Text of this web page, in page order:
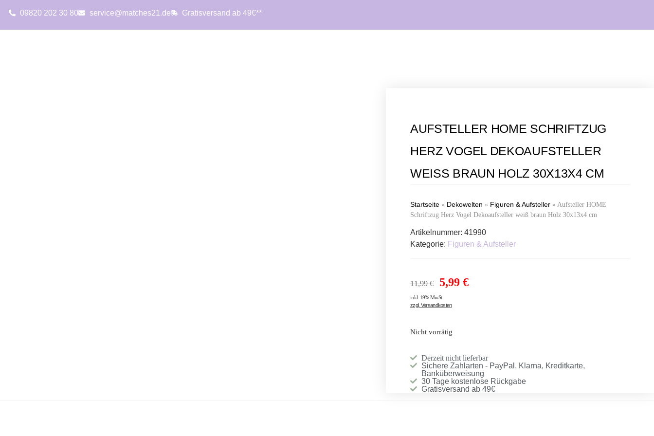
09820 202 30 80 service@matches21.de Gratisversand ab 49€**
AUFSTELLER HOME SCHRIFTZUG
HERZ VOGEL DEKOAUFSTELLER
WEISS BRAUN HOLZ 30X13X4 CM
Startseite» Dekowelten » Figuren & Aufsteller» Aufsteller HOME
Schriftzug Herz Vogel Dekoaufsteller weiß braun Holz 30x13x4 cm
Artikelnummer: 41990
Kategorie: Figuren & Aufsteller
11,99€ 5,99 €
inkl. 19% MwSt.
zzgl. Versandkosten
Nicht vorrätig
Derzeit nicht lieferbar
Sichere Zahlarten - PayPal, Klarna, Kreditkarte,
Banküberweisung
30 Tage kostenlose Rückgabe
Gratisversand ab 49€